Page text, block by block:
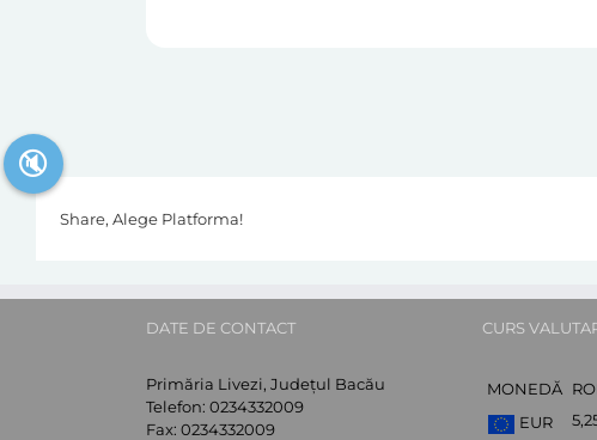
Share, Alege Platforma!
DATE DE CONTACT
Primăria Livezi, Județul Bacău
Telefon: 0234332009
Fax: 0234332009
CURS
MONEDĂ
EUR
🔇